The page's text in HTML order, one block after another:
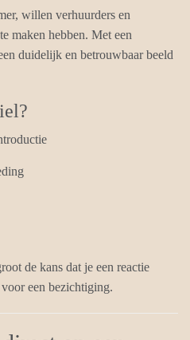
willen verhuurders en
maken hebben. Met een
duidelijk en betrouwbaar beeld
de kans dat je een reactie
een bezichtiging.